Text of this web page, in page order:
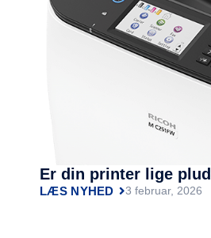
Er din printer lige
LÆS NYHED 3 februar, 2026